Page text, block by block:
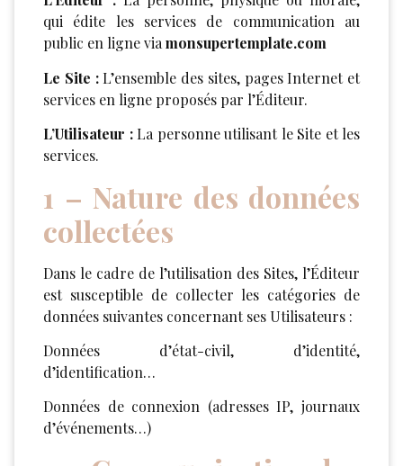
qui édite les services de communication au
public en ligne viamonsupertemplate.com
Le Site :L’ensemble des sites, pages Internet et
services en ligne proposés par l’Éditeur.
L’Utilisateur :La personne utilisant le Site et les
services.
1 – Nature des données
collectées
Dans le cadre de l’utilisation des Sites, l’Éditeur
est susceptible de collecter les catégories de
données suivantes concernant ses Utilisateurs :
Données d’état-civil, d’identité,
d’identification…
Données de connexion (adresses IP, journaux
d’événements…)